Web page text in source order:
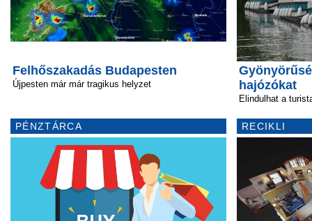
Felhőszakadás Budapesten
Újpesten már már tragikus helyzet
PÉNZTÁRCA
hajózókat
Elindulhat a
RECIKLI